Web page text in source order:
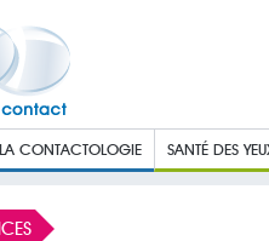
LA CONTACTOLOGIE SANTÉ DES